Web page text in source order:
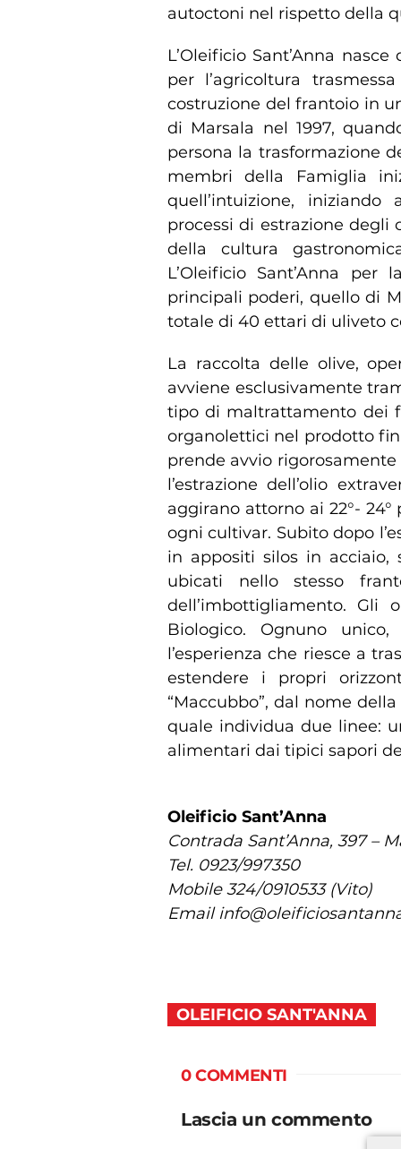
autoctoni nel rispetto della
L’Oleificio Sant’Anna
per l’agricoltura
costruzione del frantoio in
di Marsala nel 1997,
persona la trasformazione
membri della Famiglia
quell’intuizione,
processi di estrazione
della cultura
L’Oleificio Sant’Anna
principali poderi, quello di
totale di 40 ettari di uliveto
La raccolta delle olive,
avviene esclusivamente
tipo di maltrattamento dei
organolettici nel prodotto
prende avvio
l’estrazione dell’olio
aggirano attorno ai 22°-
ogni cultivar. Subito dopo
in appositi silos in acciaio,
ubicati nello stesso
dell’imbottigliamento. Gli
Biologico. Ognuno
l’esperienza che riesce a
estendere i propri
“Maccubbo”, dal nome
quale individua due linee:
alimentari dai tipici sapori
Oleificio Sant’Anna
Contrada Sant’Anna, 397 –
Tel. 0923/997350
Mobile 324/0910533 (Vito)
Email
OLEIFICIO SANT'ANNA
0 COMMENTI
Lascia un commento